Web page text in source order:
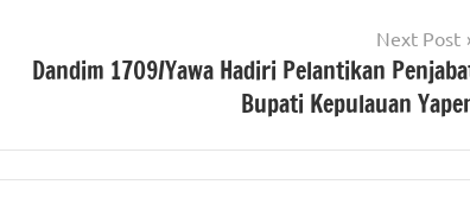
Next Post
Dandim 1709/Yawa Hadiri Pelantikan
Bupati Kepulauan